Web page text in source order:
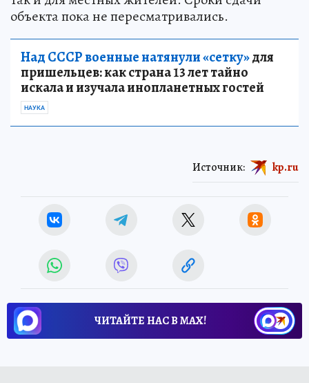
объекта пока не пересматривались.
Над СССР военные натянули «сетку»для
пришельцев: как страна 13 лет тайно
искала и изучала инопланетных гостей
НАУКА
Источник: kp.ru
ЧИТАЙТЕ НАС В МАХ!